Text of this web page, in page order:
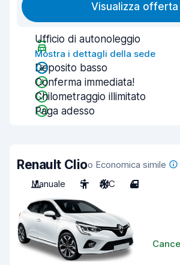
Visualizza offerta
Ufficio di autonoleggio
Mostra i dettagli della sede
Deposito basso
Conferma immediata!
Chilometraggio illimitato
Paga adesso
Renault Clioo Economica simile
Manuale
5 A/C 4